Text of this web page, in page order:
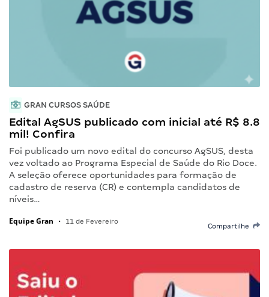
GRAN CURSOS SAÚDE
Edital AgSUS publicado com inicial até R$ 8.8
mil! Confira
Foi publicado um novo edital do concurso AgSUS, desta
vez voltado ao Programa Especial de Saúde do Rio Doce.
A seleção oferece oportunidades para formação de
cadastro de reserva (CR) e contempla candidatos de
níveis…
Equipe Gran • 11 de Fevereiro
Compartilhe